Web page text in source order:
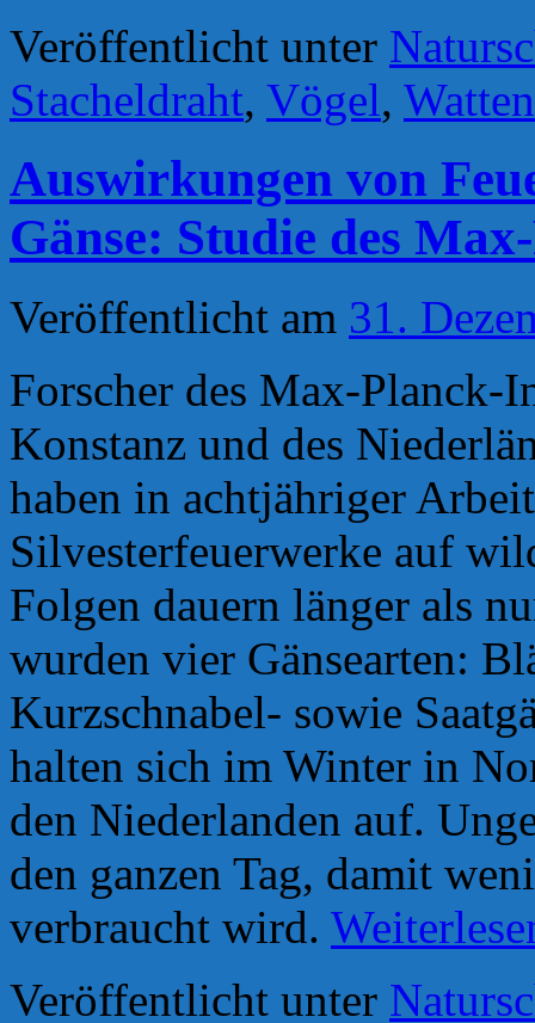
Veröffentlicht unter
Stacheldraht, Vögel,
Auswirkungen von
Gänse: Studie des
Veröffentlicht am 31.
Forscher des Max-Planck-
Konstanz und des
haben in achtjähriger
Silvesterfeuerwerke auf
Folgen dauern länger als
wurden vier Gänsearten:
Kurzschnabel- sowie
halten sich im Winter in
den Niederlanden auf.
den ganzen Tag, damit
verbraucht wird.
Veröffentlicht unter